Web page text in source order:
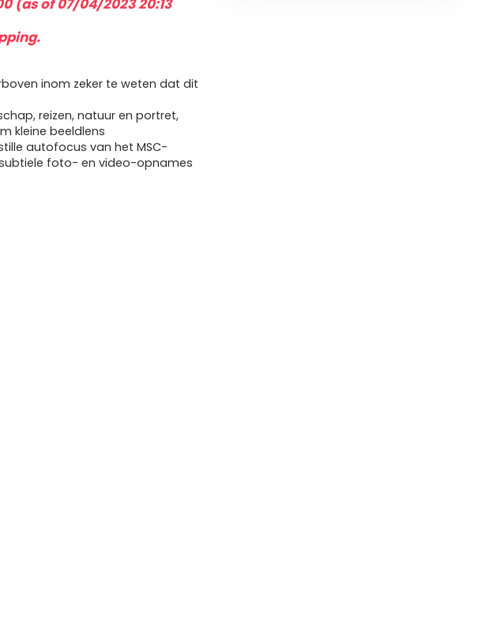
(as of 07/04/2023 20:13
.
inom zeker te weten dat dit
reizen, natuur en portret,
kleine beeldlens
autofocus van het MSC-
foto- en video-opnames